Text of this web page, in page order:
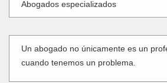
Abogados especializados
Un abogado no únicamente es un
cuando tenemos un problema.